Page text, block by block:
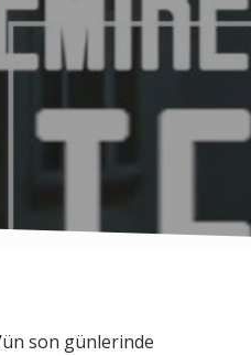
son günlerinde